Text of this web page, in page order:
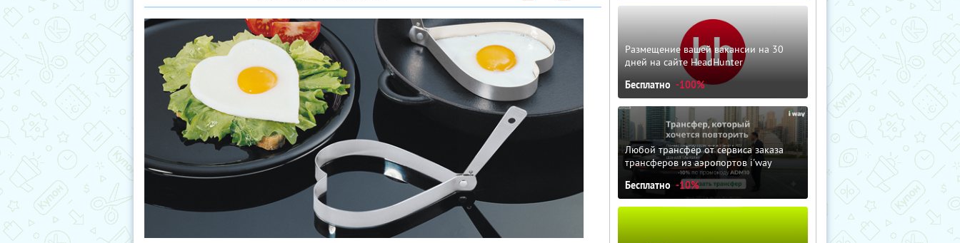
Размещение вашей вакансии на 30
дней на сайте HeadHunter
Бесплатно -100%
Любой трансфер от сервиса заказа
трансферов из аэропортов i'way
Бесплатно -10%